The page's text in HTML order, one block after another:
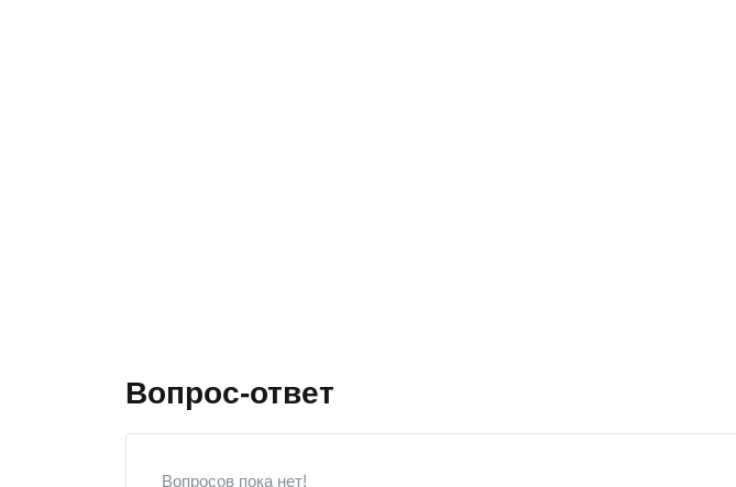
Вопрос-ответ
Вопросов пока нет!